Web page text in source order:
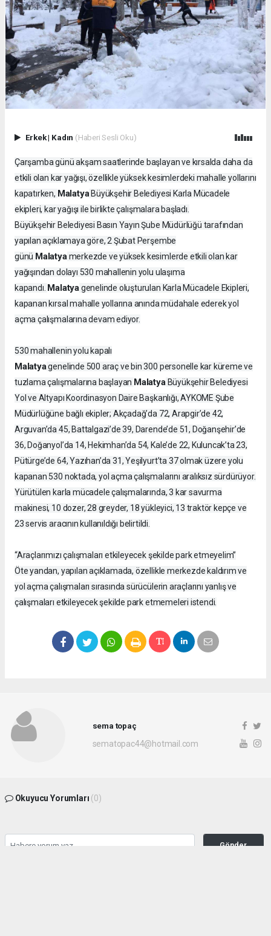
Erkek| Kadın (Haberi Sesli Oku)
Çarşamba günü akşam saatlerinde başlayan ve kırsalda daha da
etkili olan kar yağışı, özellikle yüksek kesimlerdeki mahalle yollarını
kapatırken, Malatya Büyükşehir Belediyesi Karla Mücadele
ekipleri, kar yağışı ile birlikte çalışmalara başladı.
Büyükşehir Belediyesi Basın Yayın Şube Müdürlüğü tarafından
yapılan açıklamaya göre, 2 Şubat Perşembe
günü Malatyamerkezde ve yüksek kesimlerde etkili olan kar
yağışından dolayı 530 mahallenin yolu ulaşıma
kapandı. Malatyagenelinde oluşturulan Karla Mücadele Ekipleri,
kapanan kırsal mahalle yollarına anında müdahale ederek yol
açma çalışmalarına devam ediyor.
530 mahallenin yolu kapalı
Malatyagenelinde 500 araç ve bin 300 personelle kar küreme ve
tuzlama çalışmalarına başlayan MalatyaBüyükşehir Belediyesi
Yol ve Altyapı Koordinasyon Daire Başkanlığı, AYKOME Şube
Müdürlüğüne bağlı ekipler; Akçadağ’da 72, Arapgir’de 42,
Arguvan’da 45, Battalgazi’de 39, Darende’de 51, Doğanşehir’de
36, Doğanyol’da 14, Hekimhan’da 54, Kale’de 22, Kuluncak’ta 23,
Pütürge’de 64, Yazıhan’da 31, Yeşilyurt’ta 37 olmak üzere yolu
kapanan 530 noktada, yol açma çalışmalarını aralıksız sürdürüyor.
Yürütülen karla mücadele çalışmalarında, 3 kar savurma
makinesi, 10 dozer, 28 greyder, 18 yükleyici, 13 traktör kepçe ve
23 servis aracının kullanıldığı belirtildi.
“Araçlarımızı çalışmaları etkileyecek şekilde park etmeyelim”
Öte yandan, yapılan açıklamada, özellikle merkezde kaldırım ve
yol açma çalışmaları sırasında sürücülerin araçlarını yanlış ve
çalışmaları etkileyecek şekilde park etmemeleri istendi.
sema topaç
sematopac44@hotmail.com
Okuyucu Yorumları (0)
Gönder